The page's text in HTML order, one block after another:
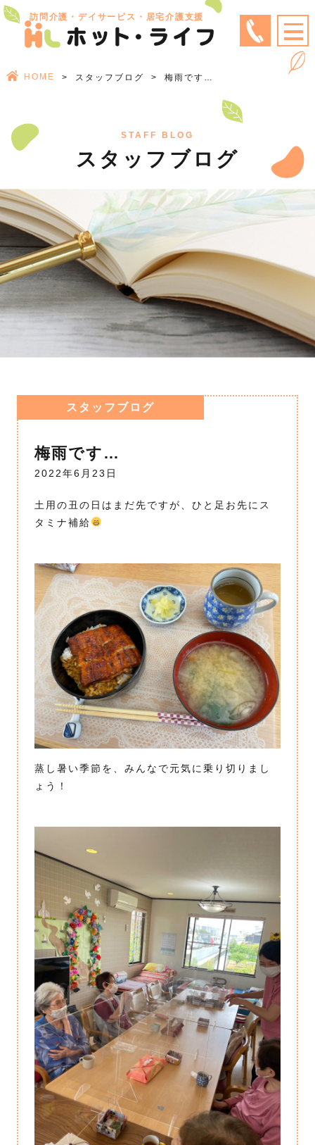
訪問介護・デイサービス・居宅介護支援
HOME スタッフブログ 梅雨です…
STAFF BLOG
スタッフブログ
スタッフブログ
梅雨です…
2022年6月23日
土用の丑の日はまだ先ですが、ひと足お先にス
タミナ補給
蒸し暑い季節を、みんなで元気に乗り切りまし
ょう！